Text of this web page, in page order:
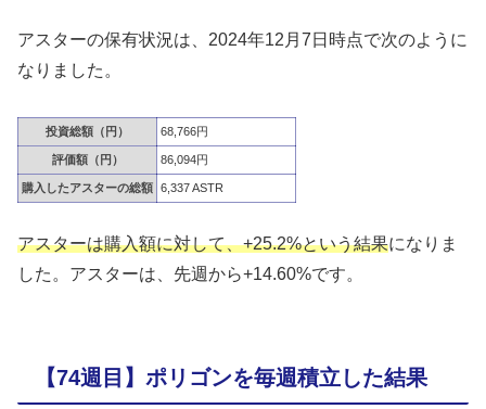
アスターの保有状況は、2024年12月7日時点で次のように
なりました。
投資総額（円） 68,766円
評価額（円） 86,094円
購入したアスターの総額 6,337 ASTR
アスターは購入額に対して、+25.2%という結果になりま
した。アスターは、先週から+14.60%です。
【74週目】ポリゴンを毎週積立した結果